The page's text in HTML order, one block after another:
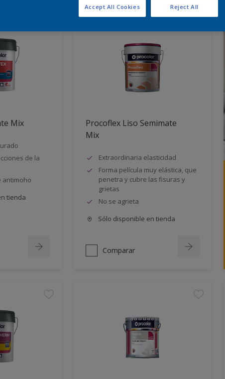
Mix
de la
antimoho
tienda
Procoflex Liso Semimate
Mix
Extraordinaria elasticidad
Forma película muy elástica, que
penetra y cubre las fisuras y
grietas
No se agrieta
Sólo disponible en tienda
Comparar
Reject All
Accept All Cookies